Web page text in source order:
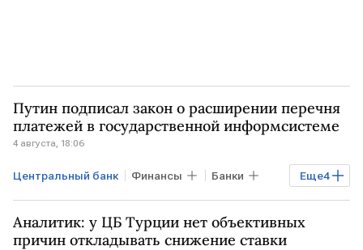
Путин подписал закон о расширении перечня
платежей в государственной информсистеме
4 августа, 18:06
Еще4
Центральный банк Финансы Банки
РОССИЯ Владимир Путин
центральные банки Минцифры
Аналитик: у ЦБ Турции нет объективных
причин откладывать снижение ставки